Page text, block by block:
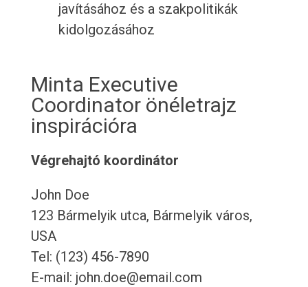
javításához és a szakpolitikák
kidolgozásához
Minta Executive
Coordinator önéletrajz
inspirációra
Végrehajtó koordinátor
John Doe
123 Bármelyik utca, Bármelyik város,
USA
Tel: (123) 456-7890
E-mail: john.doe@email.com